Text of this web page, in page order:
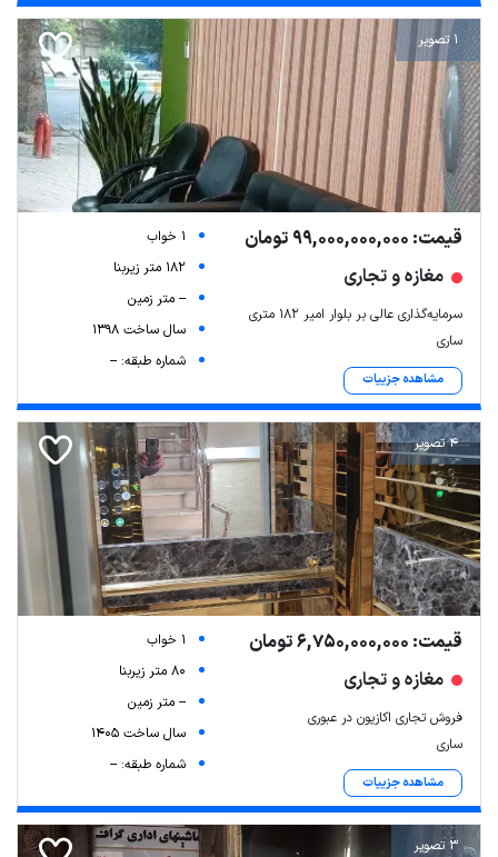
Leaflet| Map data ©ariamarz.com
1 تصویر
قیمت: 99,000,000,000 تومان
مغازه و تجاری
سرمایه‌گذاری عالی بر بلوار امیر ۱۸۲ متری
ساری
مشاهده جزییات
1 خواب
182 متر زیربنا
-- متر زمین
سال ساخت 1398
شماره طبقه: --
4 تصویر
قیمت: 6,750,000,000 تومان
مغازه و تجاری
فروش تجاری اکازیون در عبوری
ساری
مشاهده جزییات
1 خواب
80 متر زیربنا
-- متر زمین
سال ساخت 1405
شماره طبقه: --
3 تصویر